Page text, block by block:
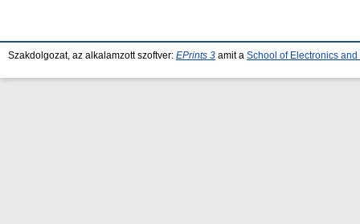
Szakdolgozat, az alkalamzott szoftver: EPrints 3 amit a School of Electronics